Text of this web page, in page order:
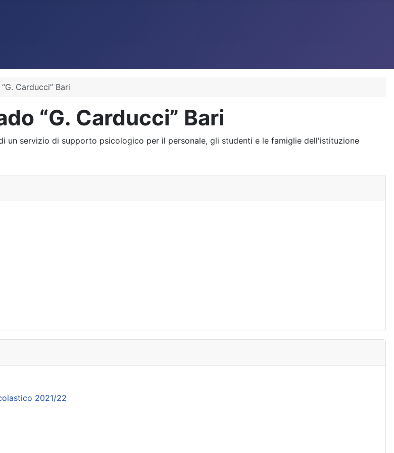
Carducci” Bari
“G. Carducci” Bari
un servizio di supporto psicologico per il personale, gli studenti e le famiglie dell'istituzione
2021/22